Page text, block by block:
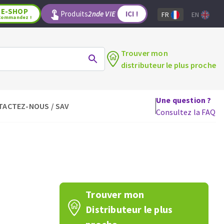
OUTILS POUR LE BOIS
Fraises carbure
Fers et plaquettes
Lames de scie à ruban
E-SHOP
! Produits2nde VIE ICI ! FR EN
Trouver mon
distributeur le plus proche
NOUS / SAV
Une question ?
Consultez la FAQ
Trouver mon
Distributeur le plus